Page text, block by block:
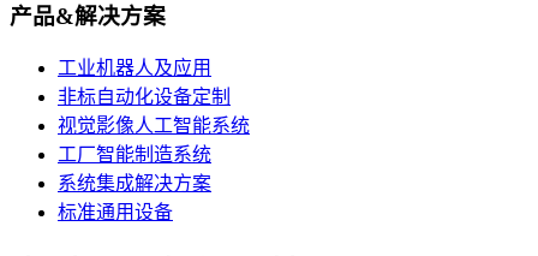
产品&解决方案
工业机器人及应用
非标自动化设备定制
视觉影像人工智能系统
工厂智能制造系统
系统集成解决方案
标准通用设备